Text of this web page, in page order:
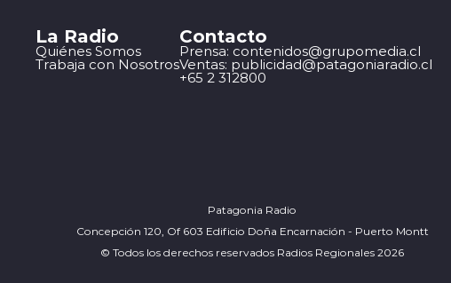
La Radio
Quiénes Somos
Trabaja con Nosotros
Contacto
Prensa: contenidos@grupomedia.cl
Ventas: publicidad@patagoniaradio.cl
+65 2 312800
Patagonia Radio
Concepción 120, Of 603 Edificio Doña Encarnación - Puerto Montt
© Todos los derechos reservados Radios Regionales 2026